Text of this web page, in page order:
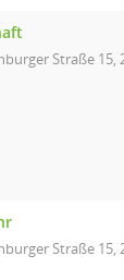
Straße 15,
Straße 15,